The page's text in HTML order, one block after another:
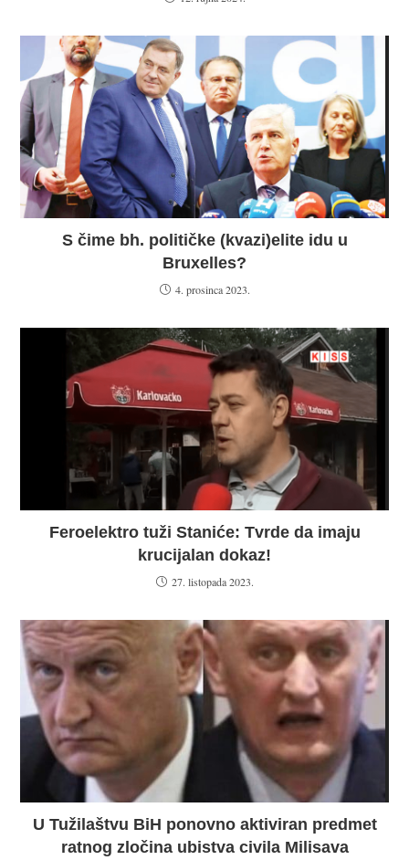
S čime bh. političke (kvazi)elite idu u
Bruxelles?
4. prosinca 2023.
Feroelektro tuži Staniće: Tvrde da imaju
krucijalan dokaz!
27. listopada 2023.
U Tužilaštvu BiH ponovno aktiviran predmet
ratnog zločina ubistva civila Milisava